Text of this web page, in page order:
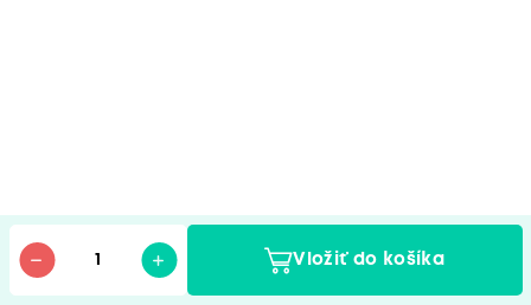
Vložiť do košíka